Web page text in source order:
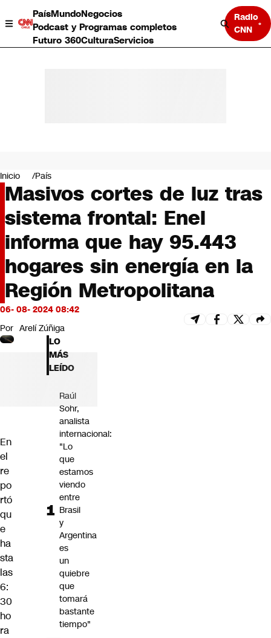
PaísMundoNegocios
Podcast y Programas completos
Futuro 360CulturaServicios
Radio
CNN
Negocios
Deportes
Programas completos
Cultura
Servicios
Bits
CNN tiempo
Futuro 360
Opinión
Inicio País
Masivos cortes de luz tras
sistema frontal: Enel
informa que hay 95.443
hogares sin energía en la
Región Metropolitana
06- 08- 2024 08:42
Por Arelí Zúñiga
En
el
re
po
rtó
qu
e
ha
sta
las
6:
30
ho
ra
LO
MÁS
LEÍDO
Raúl
Sohr,
analista
internacional:
"Lo
que
estamos
viendo
entre
Brasil
y
Argentina
es
un
quiebre
que
tomará
bastante
tiempo"